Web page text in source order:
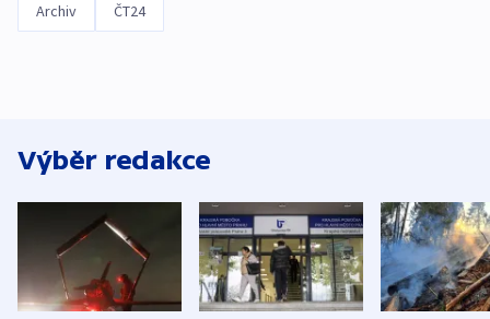
Archiv ČT24
Výběr redakce